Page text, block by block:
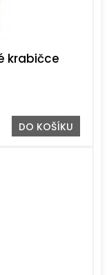
krabičce
DO KOŠÍKU